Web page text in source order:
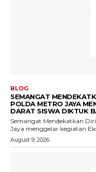
BLOG
SEMANGAT
POLDA METRO JAYA
DARAT SISWA DIKTUK
Semangat Mendekatkan
Jaya menggelar kegiatan
August 9, 2026